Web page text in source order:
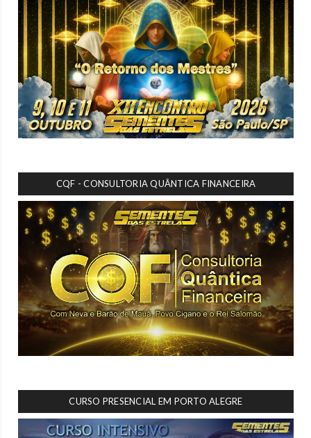
CQF - CONSULTORIA QUÂNTICA FINANCEIRA
CURSO PRESENCIAL EM PORTO ALEGRE